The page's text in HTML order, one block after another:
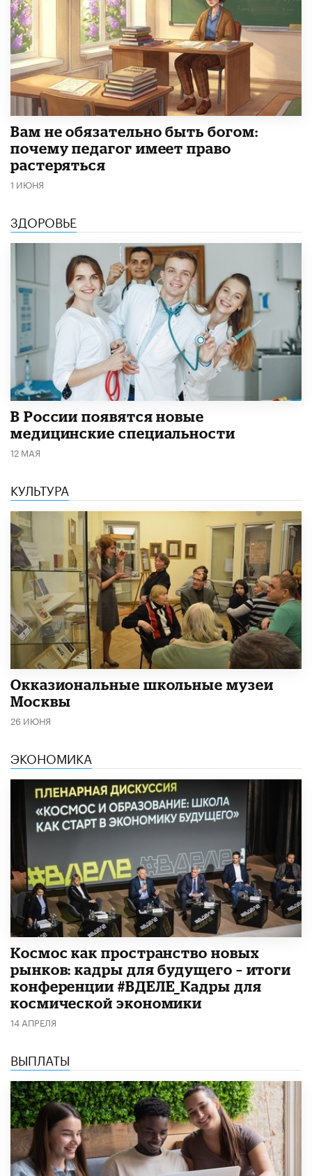
​Вам не обязательно быть богом:
почему педагог имеет право
растеряться
1 ИЮНЯ
ЗДОРОВЬЕ
В России появятся новые
медицинские специальности
12 МАЯ
КУЛЬТУРА
​Окказиональные школьные музеи
Москвы
26 ИЮНЯ
ЭКОНОМИКА
Космос как пространство новых
рынков: кадры для будущего – итоги
конференции #ВДЕЛЕ_Кадры для
космической экономики
14 АПРЕЛЯ
ВЫПЛАТЫ